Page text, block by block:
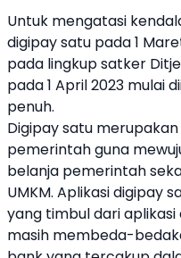
Untuk mengatasi
digipay satu pada 1
pada lingkup satker
pada 1 April 2023 mulai
penuh.
Digipay satu
pemerintah guna
belanja pemerintah
UMKM. Aplikasi digipay
yang timbul dari
masih membeda-